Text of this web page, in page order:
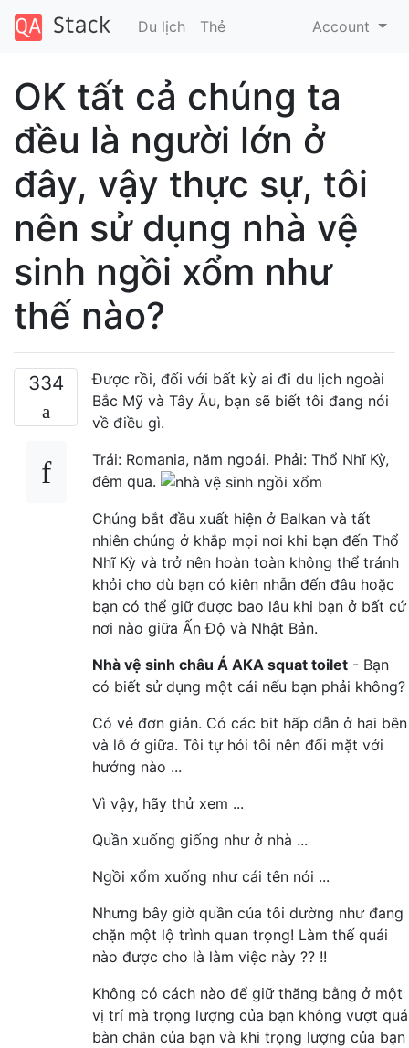
Du lịch Thẻ Account
OK tất cả chúng ta
đều là người lớn ở
đây, vậy thực sự, tôi
nên sử dụng nhà vệ
sinh ngồi xổm như
thế nào?
334
Được rồi, đối với bất kỳ ai đi du lịch ngoài
Bắc Mỹ và Tây Âu, bạn sẽ biết tôi đang nói
về điều gì.
Trái: Romania, năm ngoái. Phải: Thổ Nhĩ Kỳ,
đêm qua.
Chúng bắt đầu xuất hiện ở Balkan và tất
nhiên chúng ở khắp mọi nơi khi bạn đến Thổ
Nhĩ Kỳ và trở nên hoàn toàn không thể tránh
khỏi cho dù bạn có kiên nhẫn đến đâu hoặc
bạn có thể giữ được bao lâu khi bạn ở bất cứ
nơi nào giữa Ấn Độ và Nhật Bản.
Nhà vệ sinh châu Á AKA squat toilet - Bạn
có biết sử dụng một cái nếu bạn phải không?
Có vẻ đơn giản. Có các bit hấp dẫn ở hai bên
và lỗ ở giữa. Tôi tự hỏi tôi nên đối mặt với
hướng nào ...
Vì vậy, hãy thử xem ...
Quần xuống giống như ở nhà ...
Ngồi xổm xuống như cái tên nói ...
Nhưng bây giờ quần của tôi dường như đang
chặn một lộ trình quan trọng! Làm thế quái
nào được cho là làm việc này ?? !!
Không có cách nào để giữ thăng bằng ở một
vị trí mà trọng lượng của bạn không vượt quá
bàn chân của bạn và khi trọng lượng của bạn